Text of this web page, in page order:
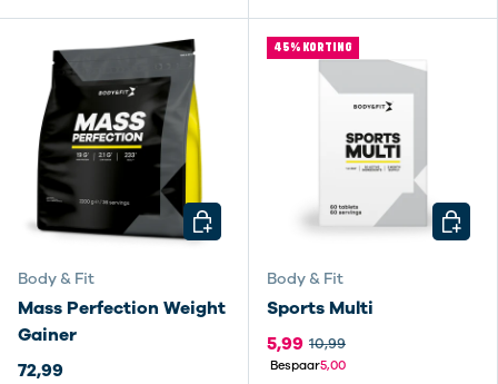
Body & Fit
Mass Perfection Weight
Gainer
72,99
KIES MOGELIJKHEDEN
45% KORTING
Body & Fit
Sports Multi
5,99 10,99
Bespaar5,00
KIES